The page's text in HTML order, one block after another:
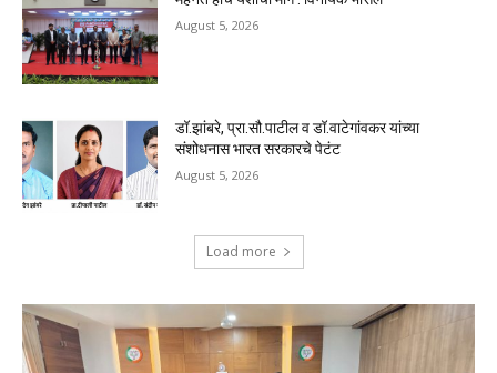
August 5, 2026
डॉ.झांबरे, प्रा.सौ.पाटील व डॉ.वाटेगांवकर यांच्या
संशोधनास भारत सरकारचे पेटंट
August 5, 2026
Load more